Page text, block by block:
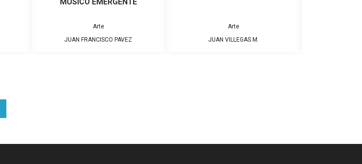
Arte
JUAN FRANCISCO PAVEZ
Arte
JUAN VILLEGAS M.